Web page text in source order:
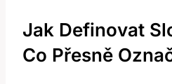
Jak Definovat
Co Přesně